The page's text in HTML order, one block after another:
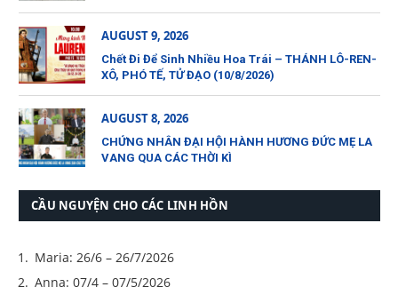
AUGUST 9, 2026
Chết Đi Để Sinh Nhiều Hoa Trái – THÁNH LÔ-REN-
XÔ, PHÓ TẾ, TỬ ĐẠO (10/8/2026)
AUGUST 8, 2026
CHỨNG NHÂN ĐẠI HỘI HÀNH HƯƠNG ĐỨC MẸ LA
VANG QUA CÁC THỜI KÌ
CẦU NGUYỆN CHO CÁC LINH HỒN
Maria: 26/6 – 26/7/2026
Anna: 07/4 – 07/5/2026